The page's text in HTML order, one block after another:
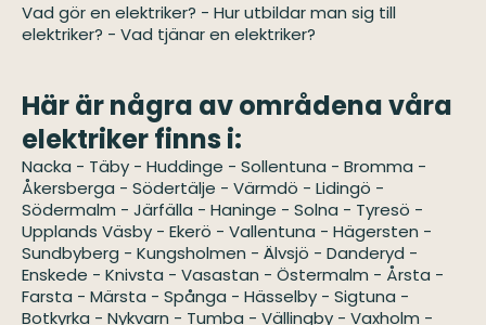
Vad gör en elektriker? - Hur utbildar man sig till
elektriker? - Vad tjänar en elektriker?
Här är några av områdena våra
elektriker finns i:
Nacka - Täby - Huddinge - Sollentuna - Bromma -
Åkersberga - Södertälje - Värmdö - Lidingö -
Södermalm - Järfälla - Haninge - Solna - Tyresö -
Upplands Väsby - Ekerö - Vallentuna - Hägersten -
Sundbyberg - Kungsholmen - Älvsjö - Danderyd -
Enskede - Knivsta - Vasastan - Östermalm - Årsta -
Farsta - Märsta - Spånga - Hässelby - Sigtuna -
Botkyrka - Nykvarn - Tumba - Vällingby - Vaxholm -